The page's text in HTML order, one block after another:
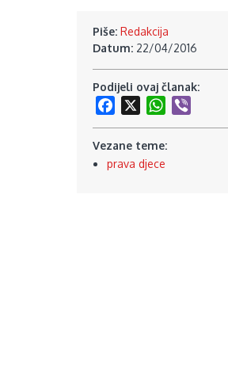
Piše: Redakcija
Datum: 22/04/2016
Podijeli ovaj članak:
Facebook
WhatsApp
Vezane teme:
prava djece